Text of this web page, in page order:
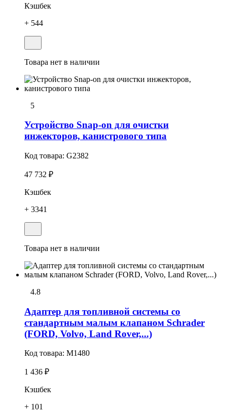
Кэшбек
+ 544
Товара нет в наличии
5
Устройство Snap-on для очистки
инжекторов, канистрового типа
Код товара: G2382
47 732 ₽
Кэшбек
+ 3341
Товара нет в наличии
4.8
Адаптер для топливной системы со
стандартным малым клапаном Schrader
(FORD, Volvo, Land Rover,...)
Код товара: M1480
1 436 ₽
Кэшбек
+ 101